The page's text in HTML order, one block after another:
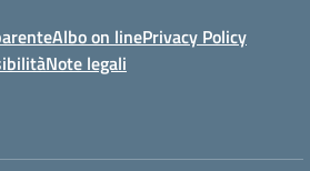
Albo on linePrivacy Policy
Note legali